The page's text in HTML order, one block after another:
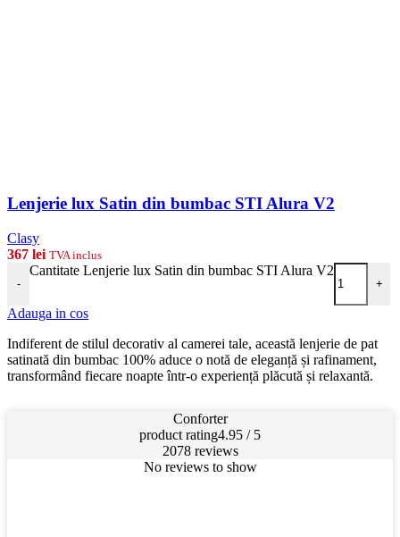
Lenjerie lux Satin din bumbac STI Alura V2
Clasy
367 lei TVA inclus
-
Cantitate Lenjerie lux Satin din bumbac STI Alura V2
+
Adauga in cos
Indiferent de stilul decorativ al camerei tale, această lenjerie de pat
satinată din bumbac 100% aduce o notă de eleganță și rafinament,
transformând fiecare noapte într-o experiență plăcută și relaxantă.
Conforter
product rating4.95 / 5
2078 reviews
No reviews to show